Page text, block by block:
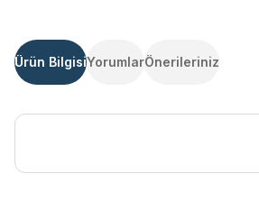
Ürün BilgisiYorumlarÖnerileriniz